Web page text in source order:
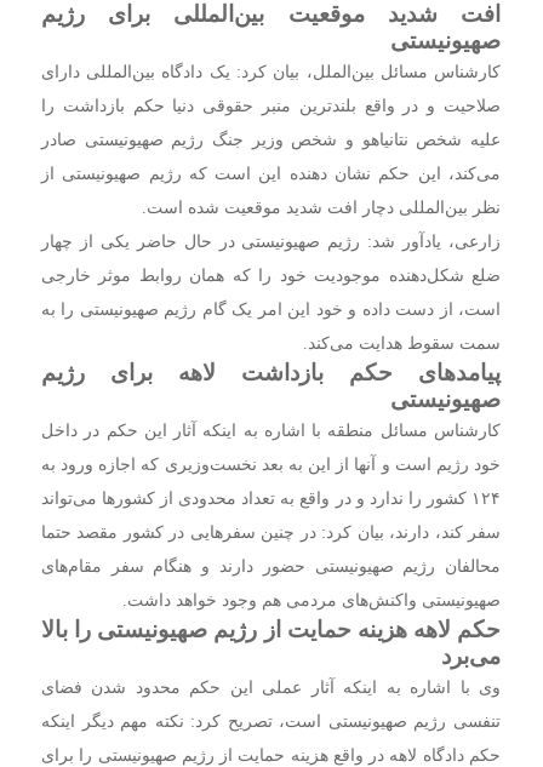
افت شدید موقعیت بین‌المللی برای رژیم
صهیونیستی
کارشناس مسائل بین‌الملل، بیان کرد: یک دادگاه بین‌المللی دارای
صلاحیت و در واقع بلندترین منبر حقوقی دنیا حکم بازداشت را
علیه شخص نتانیاهو و شخص وزیر جنگ رژیم صهیونیستی صادر
می‌کند، این حکم نشان دهنده این است که رژیم صهیونیستی از
نظر بین‌المللی دچار افت شدید موقعیت شده است.
زارعی، یادآور شد: رژیم صهیونیستی در حال حاضر یکی از چهار
ضلع شکل‌دهنده موجودیت خود را که همان روابط موثر خارجی
است، از دست داده و خود این امر یک گام رژیم صهیونیستی را به
سمت سقوط هدایت می‌کند.
پیامد‌های حکم بازداشت لاهه برای رژیم
صهیونیستی
کارشناس مسائل منطقه با اشاره به اینکه آثار این حکم در داخل
خود رژیم است و آنها از این به بعد نخست‌وزیری که اجازه ورود به
۱۲۴ کشور را ندارد و در واقع به تعداد محدودی از کشور‌ها می‌تواند
سفر کند، دارند، بیان کرد: در چنین سفر‌هایی در کشور مقصد حتما
محالفان رژیم صهیونیستی حضور دارند و هنگام سفر مقام‌های
صهیونیستی واکنش‌های مردمی هم وجود خواهد داشت.
حکم لاهه هزینه حمایت از رژیم صهیونیستی را بالا
می‌برد
وی با اشاره به اینکه آثار عملی این حکم محدود شدن فضای
تنفسی رژیم صهیونیستی است، تصریح کرد: نکته مهم دیگر اینکه
حکم دادگاه لاهه در واقع هزینه حمایت از رژیم صهیونیستی را برای